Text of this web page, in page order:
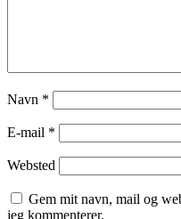
Navn *
E-mail *
Websted
Gem mit navn, mail og
jeg kommenterer.